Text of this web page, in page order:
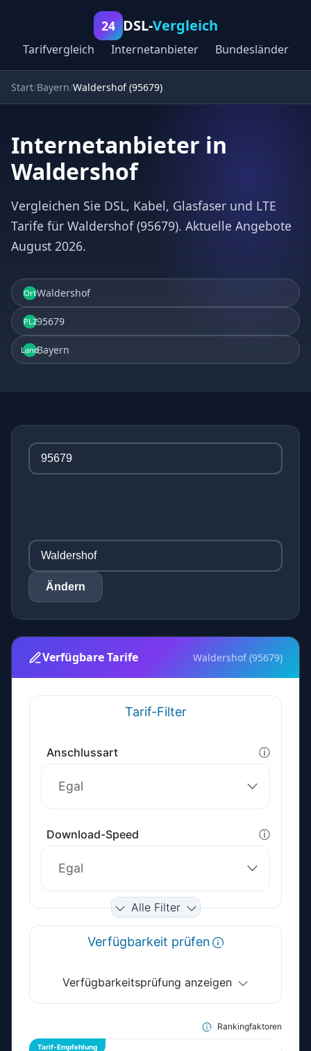
24 DSL-Vergleich
Tarifvergleich Internetanbieter Bundesländer
Start Bayern Waldershof (95679)
Internetanbieter in
Waldershof
Vergleichen Sie DSL, Kabel, Glasfaser und LTE
Tarife für Waldershof (95679). Aktuelle Angebote
August 2026.
OrtWaldershof
PLZ95679
LandBayern
Ändern
Verfügbare Tarife Waldershof (95679)